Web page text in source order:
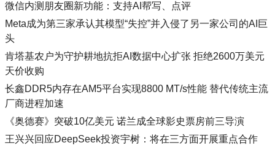
微信内测朋友圈新功能：支持AI帮写、点评
Meta成为第三家承认其模型“失控”并入侵了另一家公司的AI巨
头
肯塔基农户为守护耕地抗拒AI数据中心扩张 拒绝2600万美元
天价收购
长鑫DDR5内存在AM5平台实现8800 MT/s性能 替代传统主流
厂商进程加速
《奥德赛》突破10亿美元 诺兰成全球影史票房前三导演
王兴兴回应DeepSeek投资宇树：将在三方面开展重点合作